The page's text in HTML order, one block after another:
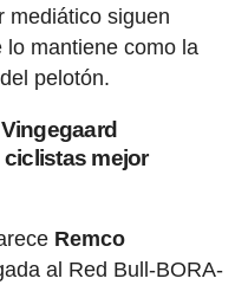
mediático siguen
lo mantiene como la
pelotón.
mejor
Remco
al Red Bull-BORA-